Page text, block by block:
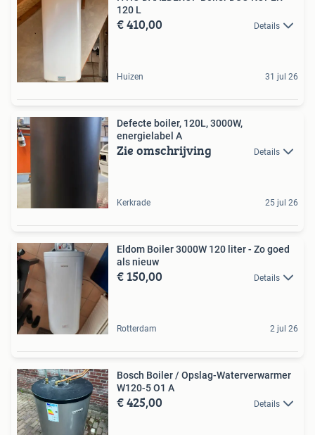
120 L
€ 410,00 Details
Huizen 31 jul 26
Defecte boiler, 120L, 3000W,
energielabel A
Zie omschrijving Details
Kerkrade 25 jul 26
Eldom Boiler 3000W 120 liter - Zo goed
als nieuw
€ 150,00 Details
Rotterdam 2 jul 26
Bosch Boiler / Opslag-Waterverwarmer
W120-5 O1 A
€ 425,00 Details